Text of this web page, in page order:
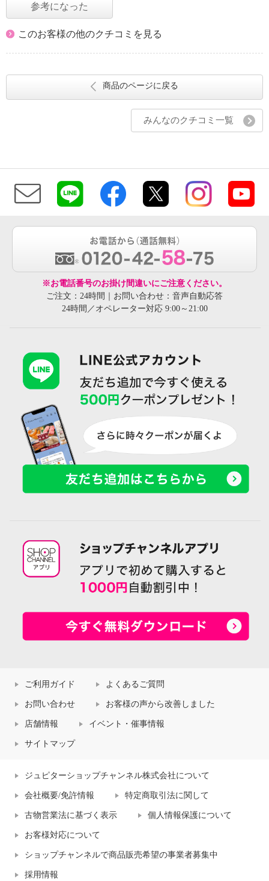
参考になった
このお客様の他のクチコミを見る
商品のページに戻る
みんなのクチコミ一覧
※お電話番号のお掛け間違いにご注意ください。
ご注文：24時間｜お問い合わせ：音声自動応答
24時間／オペレーター対応 9:00～21:00
ご利用ガイド よくあるご質問
お問い合わせ お客様の声から改善しました
店舗情報 イベント・催事情報
サイトマップ
ジュピターショップチャンネル株式会社について
会社概要/免許情報 特定商取引法に関して
古物営業法に基づく表示 個人情報保護について
お客様対応について
ショップチャンネルで商品販売希望の事業者募集中
採用情報